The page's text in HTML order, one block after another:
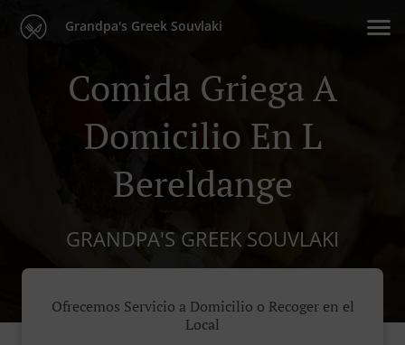
Grandpa's Greek Souvlaki
Comida Griega A
Domicilio En L
Bereldange
GRANDPA'S GREEK SOUVLAKI
Ofrecemos Servicio a Domicilio o Recoger en el
Local